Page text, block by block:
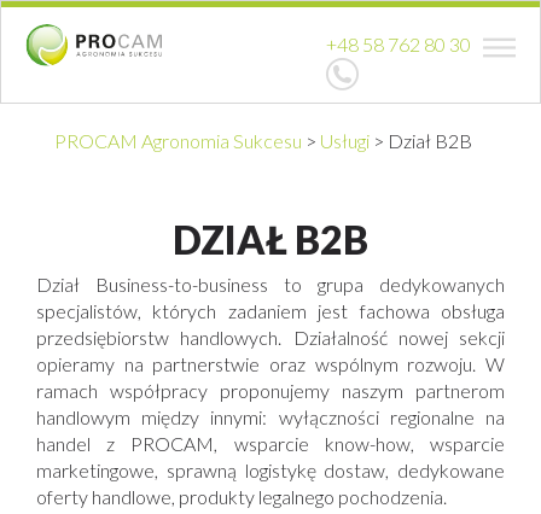
+48 58 762 80 30
PROCAM Agronomia Sukcesu > Usługi > Dział B2B
DZIAŁ B2B
Dział Business-to-business to grupa dedykowanych
specjalistów, których zadaniem jest fachowa obsługa
przedsiębiorstw handlowych. Działalność nowej sekcji
opieramy na partnerstwie oraz wspólnym rozwoju. W
ramach współpracy proponujemy naszym partnerom
handlowym między innymi: wyłączności regionalne na
handel z PROCAM, wsparcie know-how, wsparcie
marketingowe, sprawną logistykę dostaw, dedykowane
oferty handlowe, produkty legalnego pochodzenia.